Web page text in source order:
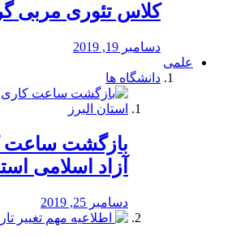
کلاس تئوری مربی گری
دسامبر 19, 2019
علمی
دانشگاه ها
بازگشت ساعت
آزاد اسلامی
دسامبر 25, 2019